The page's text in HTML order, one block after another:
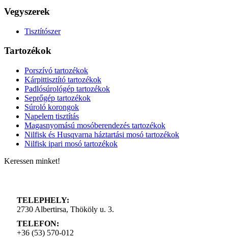
Vegyszerek
Tisztítószer
Tartozékok
Porszívó tartozékok
Kárpittisztító tartozékok
Padlósúrológép tartozékok
Seprőgép tartozékok
Súroló korongok
Napelem tisztítás
Magasnyomású mosóberendezés tartozékok
Nilfisk és Husqvarna háztartási mosó tartozékok
Nilfisk ipari mosó tartozékok
Keressen minket!
TELEPHELY:
2730 Albertirsa, Thököly u. 3.
TELEFON:
+36 (53) 570-012